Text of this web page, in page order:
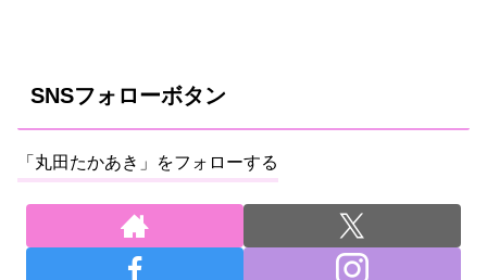
SNSフォローボタン
「丸田たかあき」をフォローする